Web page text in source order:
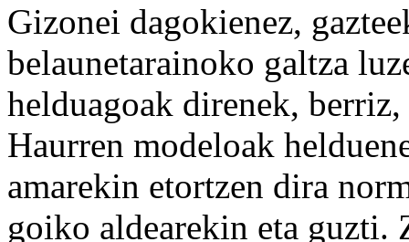
Gizonei dagokienez,
belaunetarainoko galtza
helduagoak direnek,
Haurren modeloak
amarekin etortzen dira
goiko aldearekin eta guzti.